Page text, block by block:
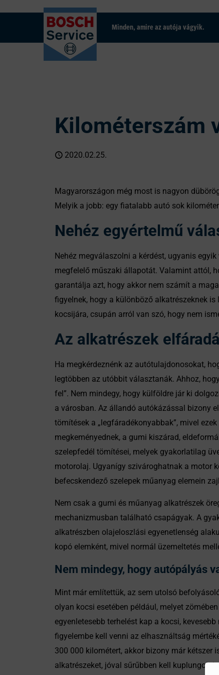
Minden, amire az autója vágyik.
Kilométerszám
2020.02.25.
Magyarországon még most is nagyon
Melyik a jobb: egy fiatalabb autó sok
Nehéz egyértelmű
Nehéz megválaszolni a kérdést, ugyanis
megfelelő műszaki állapotát. Valamint attól,
garantálja azt, hogy akkor nem számít a
figyelnek, hogy a különböző alkatrészeknek
kocsijára, csupán arról van szó, hogy nem
Az alkatrészek
Ha megkérdeznénk az autótulajdonosokat,
legtöbben az utóbbit választanák. Ahhoz,
fel”. Nem mindegy, hogy külföldre jár ki
a városban. Az állandó autókázással bizony
tömítések a „legfáradékonyabbak”, mivel
megkeményednek, a gumi kiszárad,
szelepfedél tömítései, melyek gyakorlatilag
motorolaj. Ugyanígy szivároghatnak a motor
befecskendező szelepek műanyag elemein
Nem csak a gumi és műanyag alkatrészek
mechanizmusban található csapágyak. A
alkatrészben olajeloszlási egyenetlenség
kopó elemként, mivel normál üzemeltetés
Nem mindegy, hogy autópályás
Mint már említettük, az sem utolsó
olyan kocsi esetében például, melyet
egyenletesebb terhelést kap a kocsi,
figyelembe kell venni az elhasználtság
300 000 kilométert, akkor bizony már kétszer
alkatrészeket, jóval sűrűbben kell